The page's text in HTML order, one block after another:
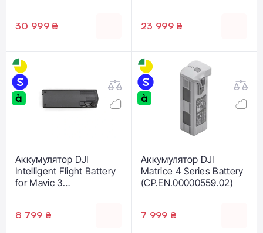
30 999 ₴
23 999 ₴
Аккумулятор DJI
Intelligent Flight Battery
for Mavic 3
8 799 ₴
Аккумулятор DJI
Matrice 4 Series Battery
(CP.EN.00000559.02)
7 999 ₴